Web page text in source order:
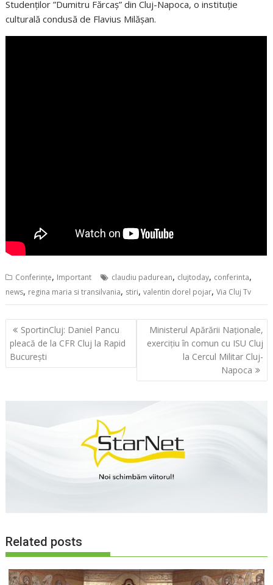
Studenților ”Dumitru Fărcaș” din Cluj-Napoca, o instituție
culturală condusă de Flavius Milășan.
Conferințe, Important claudiu padurean, clujtoday, conferinta,
news, regina maria si transilvania, stiri,valentin dorel pojar,Via Cluj Tv
Navigare
în
articole
SportinCluj: Daniel Pancu
pleacă de la CFR Cluj la Rapid
București
Ministerul Apărării Naționale,
exercițiu în comun cu ISU Cluj
la Cercul Militar Cluj-
Napoca
Related posts